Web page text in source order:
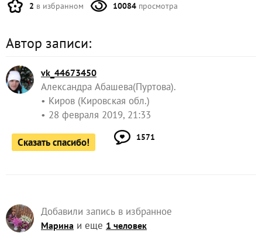
2 в избранном 10084 просмотра
Автор записи:
vk_44673450
Александра Абашева(Пуртова).
Киров (Кировская обл.)
28 февраля 2019, 21:33
Сказать спасибо! 1571
Добавили запись в избранное
Марина и еще 1 человек